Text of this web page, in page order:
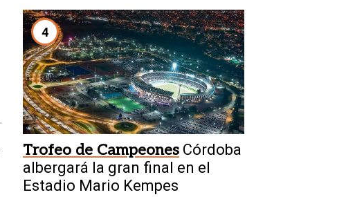
4
Trofeo de Campeones Córdoba
albergará la gran final en el
Estadio Mario Kempes